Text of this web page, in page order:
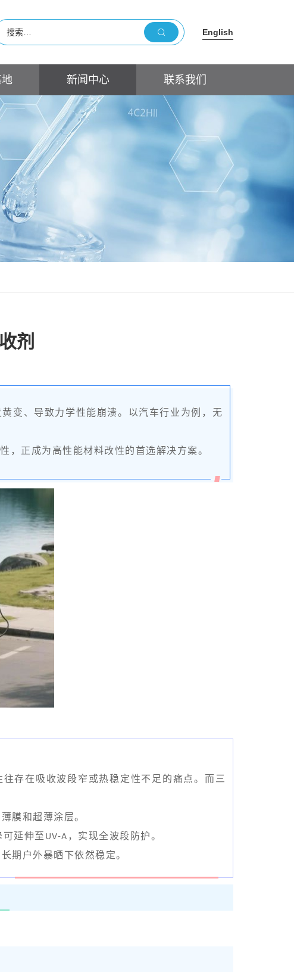
English
新闻中心 联系我们
剂
变、导致力学性能崩溃。以汽车行业为例，无
，正成为高性能材料改性的首选解决方案。
存在吸收波段窄或热稳定性不足的痛点。而三
膜和超薄涂层。
延伸至UV-A，实现全波段防护。
期户外暴晒下依然稳定。